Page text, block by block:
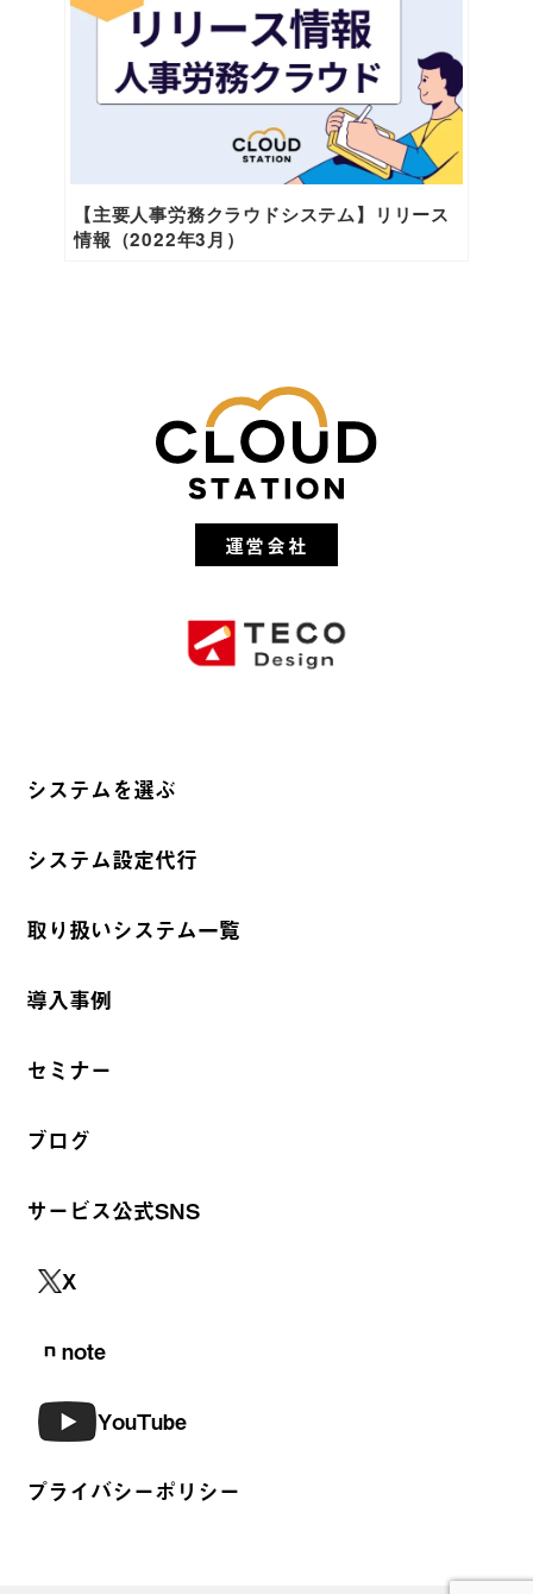
【主要人事労務クラウドシステム】リリース
情報（2022年3月）
運営会社
システムを選ぶ
システム設定代行
取り扱いシステム一覧
導入事例
セミナー
ブログ
サービス公式SNS
X
note
YouTube
プライバシーポリシー